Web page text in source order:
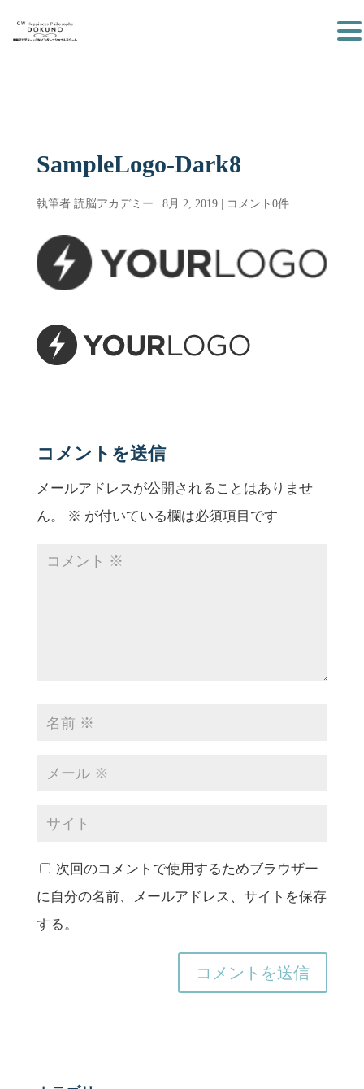
SampleLogo-Dark8
執筆者 読脳アカデミー 8月 2, 2019| コメント0件
コメントを送信
メールアドレスが公開されることはありませ
ん。
※ が付いている欄は必須項目です
次回のコメントで使用するためブラウザー
に自分の名前、メールアドレス、サイトを保存
する。